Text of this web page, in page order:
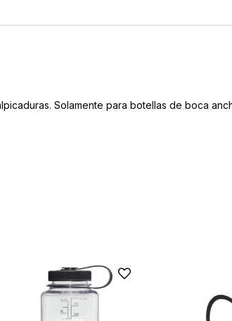
Solamente para botellas de boca